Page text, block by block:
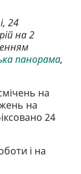
24
на 2
панорама,
на
на
24
і на